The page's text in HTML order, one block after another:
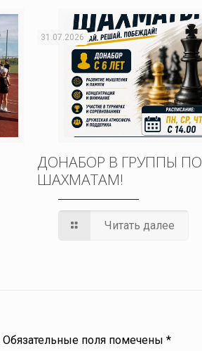
31.07.2026
ДОНАБОР В ГРУППЫ ПО
ШАХМАТАМ!
Читать далее
Обязательные поля помечены*